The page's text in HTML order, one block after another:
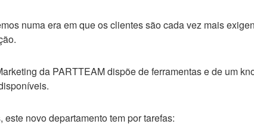
numa era em que os clientes são cada vez mais
da PARTTEAM dispõe de ferramentas e de um
este novo departamento tem por tarefas: